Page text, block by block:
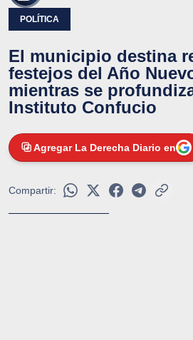
POLÍTICA
El municipio destina
festejos del Año
mientras se
Instituto Confucio
Agregar La Derecha Diario en
Compartir: